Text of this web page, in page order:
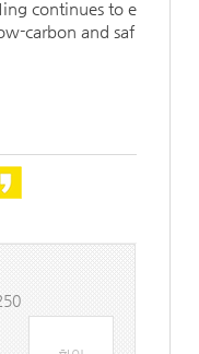
continues to e
carbon and saf
개방형 직위 공모